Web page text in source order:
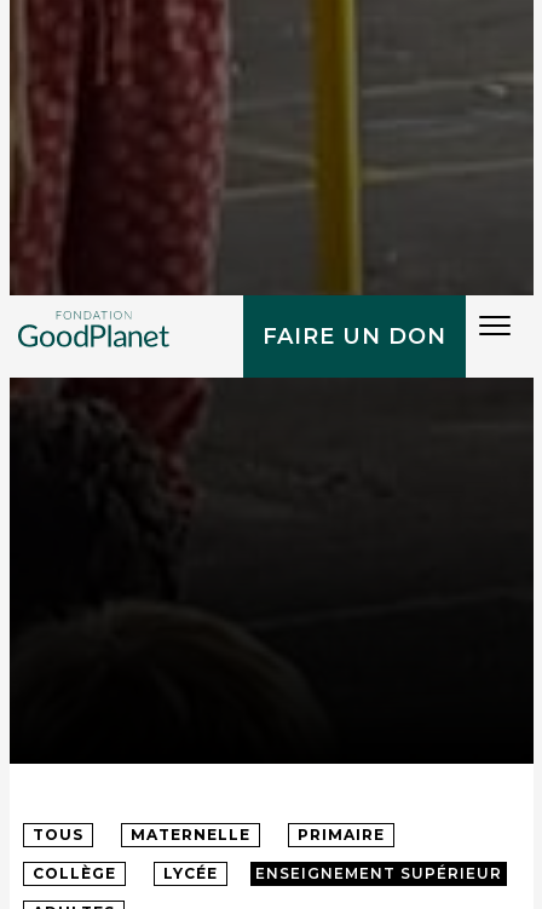
FAIRE UN DON
TOUS MATERNELLE PRIMAIRE
COLLÈGE LYCÉE ENSEIGNEMENT SUPÉRIEUR